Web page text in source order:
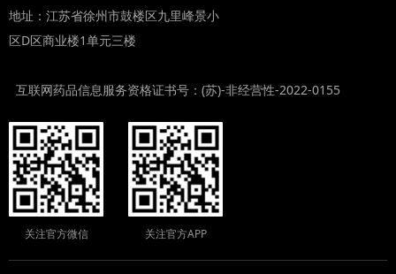
地址：江苏省徐州市鼓楼区九里峰景小
区D区商业楼1单元三楼
互联网药品信息服务资格证书号：(苏)-非经营性-2022-0155
关注官方微信 关注官方APP